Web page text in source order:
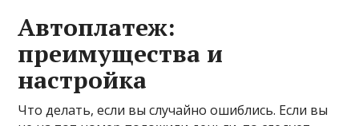
Автоплатеж:
преимущества и
настройка
Что делать, если вы случайно ошиблись. Если вы